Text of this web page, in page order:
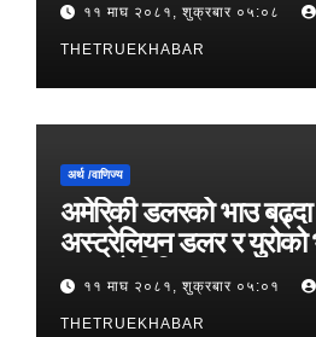
११ माघ २०८१, शुक्रबार ०५:०८
THETRUEKHABAR
अर्थ /वाणिज्य
अमेरिकी डलरको भाउ
अस्ट्रेलियन डलर र युरोको
आजको विनिमयदर
११ माघ २०८१, शुक्रबार ०५:०१
THETRUEKHABAR